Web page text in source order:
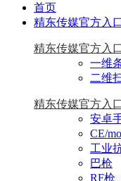
首页
精东传媒官方入
精东传媒官方入
一维
二维
精东传媒官方入
安卓
CE/
工业
巴枪
RF枪